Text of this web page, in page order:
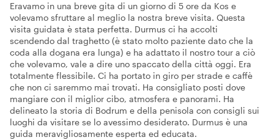
Eravamo in una breve gita di un giorno di 5 ore da Kos e
volevamo sfruttare al meglio la nostra breve visita. Questa
visita guidata è stata perfetta. Durmus ci ha accolti
scendendo dal traghetto (è stato molto paziente dato che la
coda alla dogana era lunga) e ha adattato il nostro tour a ciò
che volevamo, vale a dire uno spaccato della città oggi. Era
totalmente flessibile. Ci ha portato in giro per strade e caffè
che non ci saremmo mai trovati. Ha consigliato posti dove
mangiare con il miglior cibo, atmosfera e panorami. Ha
delineato la storia di Bodrum e della penisola con consigli sui
luoghi da visitare se lo avessimo desiderato. Durmus è una
guida meravigliosamente esperta ed educata.